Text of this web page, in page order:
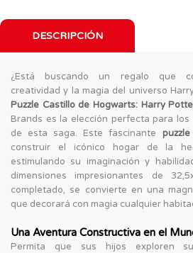
DESCRIPCIÓN
¿Está buscando un regalo que
creatividad y la magia del universo
Puzzle Castillo de Hogwarts: Harry
Brands es la elección perfecta para
de esta saga. Este fascinante
construir el icónico hogar de la
estimulando su imaginación y
dimensiones impresionantes de
completado, se convierte en una
que decorará con magia cualquier
Una Aventura Constructiva en el
Permita que sus hijos exploren